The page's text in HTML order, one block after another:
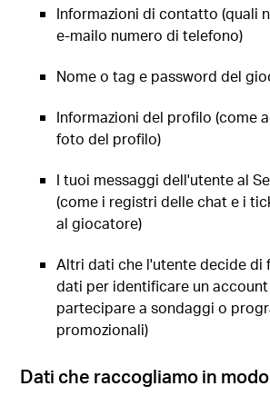
Informazioni di contatto (quali
e-mailo numero di telefono)
Nome o tag e password del
Informazioni del profilo (come
foto del profilo)
I tuoi messaggi dell'utente al
(come i registri delle chat e i
al giocatore)
Altri dati che l'utente decide di
dati per identificare un
partecipare a sondaggi o
promozionali)
Dati che raccogliamo in